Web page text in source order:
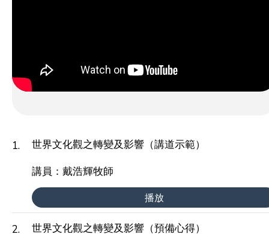
1.
世界文化觀之轉變及影響（講道示範）
講員：戴浩輝牧師
播放
2.
世界文化觀之轉變及影響（預備心得）